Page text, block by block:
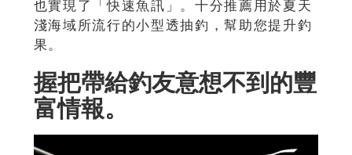
也實現了「快速魚訊」。十分推薦用於夏天
淺海域所流行的小型透抽釣，幫助您提升釣
果。
握把帶給釣友意想不到的豐
富情報。